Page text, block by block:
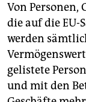
Von
die auf die EU-
werden
gelistete
und mit den